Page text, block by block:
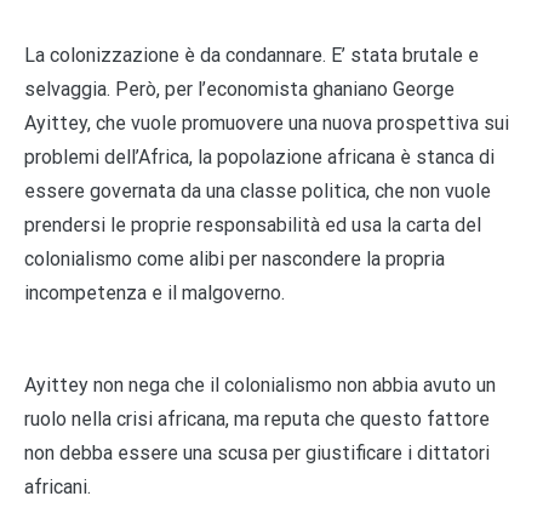
La colonizzazione è da condannare. E’ stata brutale e
selvaggia. Però, per l’economista ghaniano George
Ayittey, che vuole promuovere una nuova prospettiva sui
problemi dell’Africa, la popolazione africana è stanca di
essere governata da una classe politica, che non vuole
prendersi le proprie responsabilità ed usa la carta del
colonialismo come alibi per nascondere la propria
incompetenza e il malgoverno.
Ayittey non nega che il colonialismo non abbia avuto un
ruolo nella crisi africana, ma reputa che questo fattore
non debba essere una scusa per giustificare i dittatori
africani.